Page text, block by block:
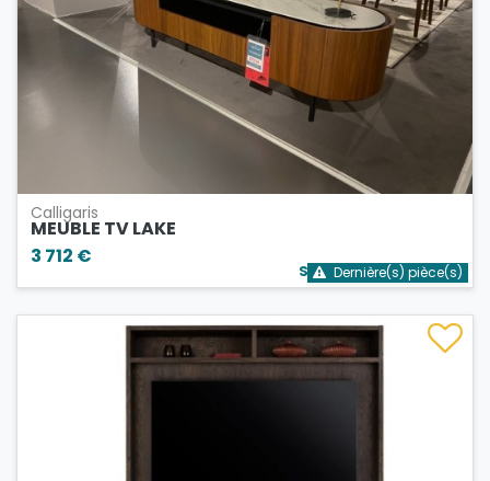
Calligaris
MEUBLE TV LAKE
3 712 €
Stock bientôt épuisé
Dernière(s) pièce(s)